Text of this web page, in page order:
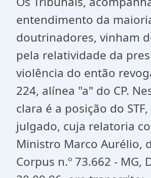
entendimento da
doutrinadores, vinham
pela relatividade da
violência do então
224, alínea "a" do CP.
clara é a posição do
julgado, cuja relatoria
Ministro Marco Aurélio,
Corpus n.º 73.662 - MG,